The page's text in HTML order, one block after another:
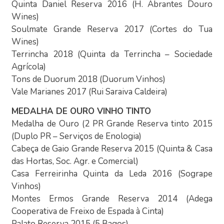
Quinta Daniel Reserva 2016 (H. Abrantes Douro
Wines)
Soulmate Grande Reserva 2017 (Cortes do Tua
Wines)
Terrincha 2018 (Quinta da Terrincha – Sociedade
Agrícola)
Tons de Duorum 2018 (Duorum Vinhos)
Vale Marianes 2017 (Rui Saraiva Caldeira)
MEDALHA DE OURO VINHO TINTO
Medalha de Ouro (2 PR Grande Reserva tinto 2015
(Duplo PR – Serviços de Enologia)
Cabeça de Gaio Grande Reserva 2015 (Quinta & Casa
das Hortas, Soc. Agr. e Comercial)
Casa Ferreirinha Quinta da Leda 2016 (Sogrape
Vinhos)
Montes Ermos Grande Reserva 2014 (Adega
Cooperativa de Freixo de Espada à Cinta)